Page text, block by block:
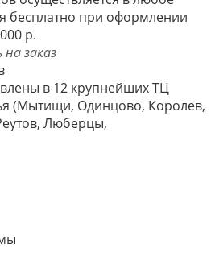
бесплатно при оформлении
р.
в 12 крупнейших ТЦ
(Мытищи, Одинцово, Королев,
Люберцы,